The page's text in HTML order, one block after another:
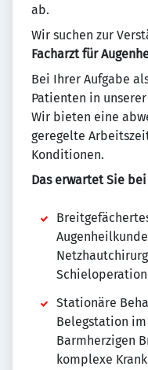
ab.
Wir suchen zur
Facharzt für
Bei Ihrer Aufgabe
Patienten in
Wir bieten eine
geregelte
Konditionen.
Das erwartet Sie bei
Stationäre
Belegstation
Barmherzigen
komplexe